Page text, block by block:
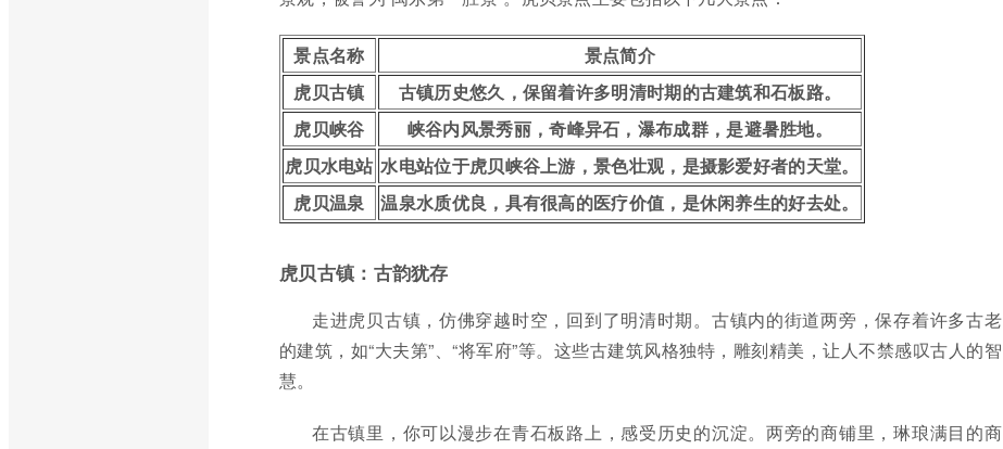
景点名称
景点简介
虎贝古镇
古镇历史悠久，保留着许多明清时期的古建筑和石板路。
虎贝峡谷
峡谷内风景秀丽，奇峰异石，瀑布成群，是避暑胜地。
虎贝水电站 水电站位于虎贝峡谷上游，景色壮观，是摄影爱好者的天堂。
虎贝温泉
温泉水质优良，具有很高的医疗价值，是休闲养生的好去处。
虎贝古镇：古韵犹存
走进虎贝古镇，仿佛穿越时空，回到了明清时期。古镇内的街道两旁，保存着许多古老
的建筑，如“大夫第”、“将军府”等。这些古建筑风格独特，雕刻精美，让人不禁感叹古人的智
慧。
在古镇里，你可以漫步在青石板路上，感受历史的沉淀。两旁的商铺里，琳琅满目的商